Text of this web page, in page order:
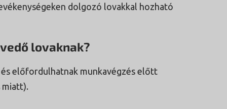
dolgozó lovakkal hozható
lovaknak?
és előfordulhatnak munkavégzés előtt
miatt).